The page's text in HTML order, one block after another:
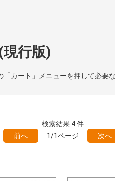
行版)
カート」メニューを押して必要
検索結果 4件
前へ
1/1ページ 次へ